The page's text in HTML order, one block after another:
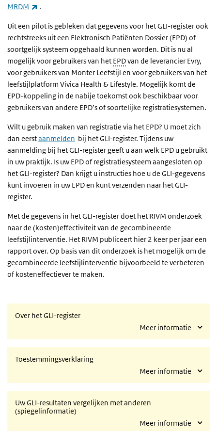
MRDM
(externe link)
.
Uit een pilot is gebleken dat gegevens voor het GLI-register ook
rechtstreeks uit een Elektronisch Patiënten Dossier (EPD) of
soortgelijk systeem opgehaald kunnen worden. Dit is nu al
mogelijk voor gebruikers van het EPDvan de leverancier Evry,
voor gebruikers van Monter Leefstijl en voor gebruikers van het
leefstijlplatform Vivica Health & Lifestyle. Mogelijk komt de
EPD-koppeling in de nabije toekomst ook beschikbaar voor
gebruikers van andere EPD’s of soortelijke registratiesystemen.
Wilt u gebruik maken van registratie via het EPD? U moet zich
dan eerstaanmelden bij het GLI-register. Tijdens uw
aanmelding bij het GLI-register geeft u aan welk EPD u gebruikt
in uw praktijk. Is uw EPD of registratiesysteem aangesloten op
het GLI-register? Dan krijgt u instructies hoe u de GLI-gegevens
kunt invoeren in uw EPD en kunt verzenden naar het GLI-
register.
Met de gegevens in het GLI-register doet het RIVM onderzoek
naar de (kosten)effectiviteit van de gecombineerde
leefstijlinterventie. Het RIVM publiceert hier 2 keer per jaar een
rapport over. Op basis van dit onderzoek is het mogelijk om de
gecombineerde leefstijlinterventie bijvoorbeeld te verbeteren
of kosteneffectiever te maken.
Over het GLI-register
Meer informatie
Toestemmingsverklaring
Meer informatie
Uw GLI-resultaten vergelijken met anderen
(spiegelinformatie)
Meer informatie